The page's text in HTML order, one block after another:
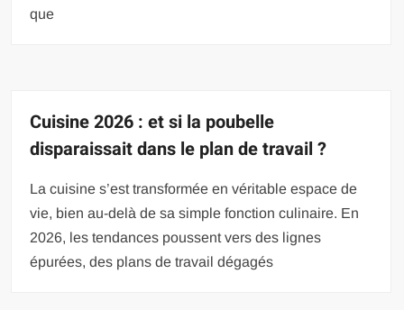
que
Cuisine 2026 : et si la poubelle
disparaissait dans le plan de travail ?
La cuisine s’est transformée en véritable espace de
vie, bien au-delà de sa simple fonction culinaire. En
2026, les tendances poussent vers des lignes
épurées, des plans de travail dégagés